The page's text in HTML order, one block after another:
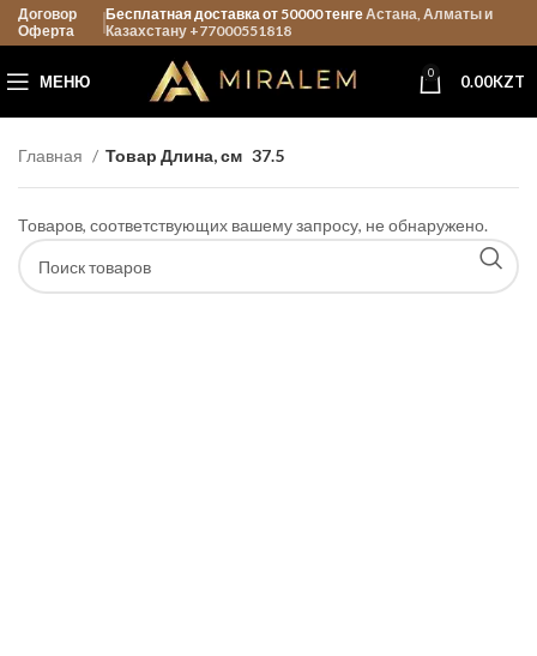
Договор
Оферта
Бесплатная доставка от 50000 тенгеАстана, Алматы и
Казахстану +77000551818
МЕНЮ 0 0.00KZT
Главная Товар Длина, см 37.5
Товаров, соответствующих вашему запросу, не обнаружено.